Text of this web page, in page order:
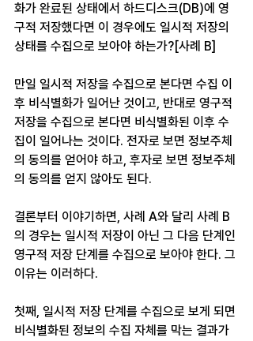
화가 완료된 상태에서 하드디스크(DB)에 영
구적 저장했다면 이 경우에도 일시적 저장의
상태를 수집으로 보아야 하는가?[사례 B]
만일 일시적 저장을 수집으로 본다면 수집 이
후 비식별화가 일어난 것이고, 반대로 영구적
저장을 수집으로 본다면 비식별화된 이후 수
집이 일어나는 것이다. 전자로 보면 정보주체
의 동의를 얻어야 하고, 후자로 보면 정보주체
의 동의를 얻지 않아도 된다.
결론부터 이야기하면, 사례 A와 달리 사례 B
의 경우는 일시적 저장이 아닌 그 다음 단계인
영구적 저장 단계를 수집으로 보아야 한다. 그
이유는 이러하다.
첫째, 일시적 저장 단계를 수집으로 보게 되면
비식별화된 정보의 수집 자체를 막는 결과가